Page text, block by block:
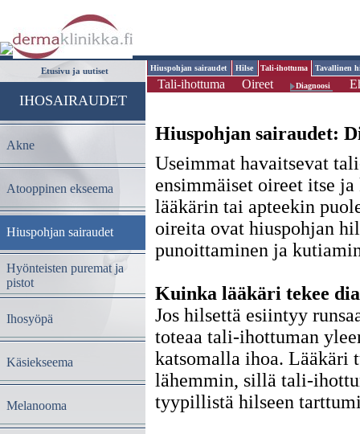
Etusivu ja uutiset
IHOSAIRAUDET
Akne
Atooppinen ekseema
Hiuspohjan sairaudet
Hyönteisten puremat ja
pistot
Ihosyöpä
Käsiekseema
Melanooma
Hiuspohjan sairaudet Hilse Tali-ihottuma Tavallinen
Tali-ihottuma Oireet Diagnoosi
Hiuspohjan sairaudet:
Useimmat havaitsevat
ensimmäiset oireet itse
lääkärin tai apteekin
oireita ovat hiuspohjan
punoittaminen ja
Kuinka lääkäri tekee
Jos hilsettä esiintyy
toteaa tali-ihottuman
katsomalla ihoa. Lääkäri
lähemmin, sillä tali-
tyypillistä hilseen